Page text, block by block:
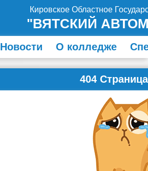
Кировское Областное
"ВЯТСКИЙ
Новости О колледже
404